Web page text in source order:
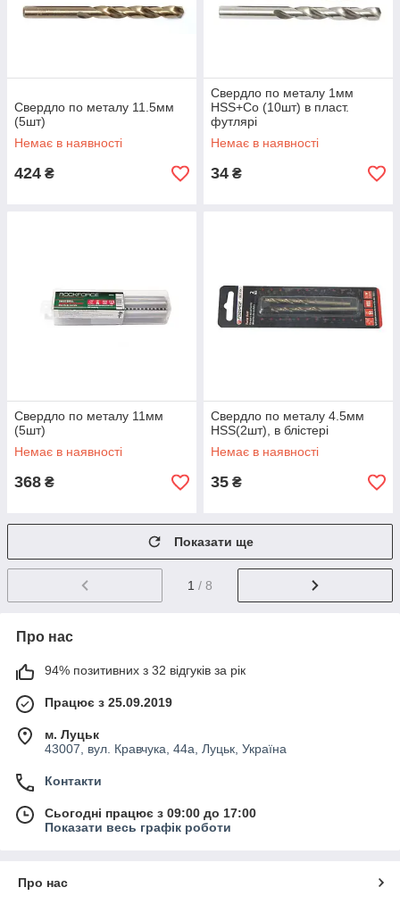
Свердло по металу 11.5мм
(5шт)
Немає в наявності
424 ₴
Свердло по металу 1мм
HSS+Co (10шт) в пласт.
футлярі
Немає в наявності
34 ₴
Свердло по металу 11мм
(5шт)
Немає в наявності
368 ₴
Свердло по металу 4.5мм
HSS(2шт), в блістері
Немає в наявності
35 ₴
Показати ще
1 / 8
Про нас
94% позитивних з 32 відгуків за рік
Працює з 25.09.2019
м. Луцьк
43007, вул. Кравчука, 44а, Луцьк, Україна
Контакти
Сьогодні працює з 09:00 до 17:00
Показати весь графік роботи
Про нас